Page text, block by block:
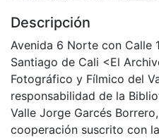
Descripción
Avenida 6 Norte con Calle
Santiago de Cali <El
Fotográfico y Fílmico del
responsabilidad de la
Valle Jorge Garcés
cooperación suscrito con